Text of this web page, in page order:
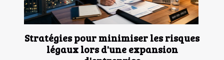
Stratégies pour minimiser les risques
légaux lors d'une expansion